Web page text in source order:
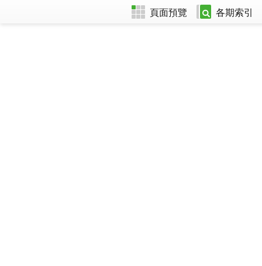
頁面預覽 各期索引